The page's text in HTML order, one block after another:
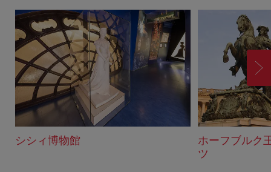
シシィ博物館
ホーフブルク
ツ
進
む